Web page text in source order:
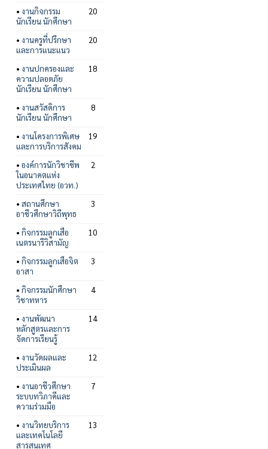
• งานกิจกรรม
นักเรียน นักศึกษา
20
• งานครูที่ปรึกษา
และการแนะแนว
20
• งานปกครองและ
ความปลอดภัย
นักเรียน นักศึกษา
18
• งานสวัสดิการ
นักเรียน นักศึกษา
8
• งานโครงการพิเศษ
และการบริการสังคม
19
• องค์การนักวิชาชีพ
ในอนาคตแห่ง
ประเทศไทย (อวท.)
2
• สถานศึกษา
อาชีวศึกษาวิถีพุทธ
3
• กิจกรรมลูกเสือ
เนตรนารีวิสามัญ
10
• กิจกรรมลูกเสือจิต
อาสา
3
• กิจกรรมนักศึกษา
วิชาทหาร
4
• งานพัฒนา
หลักสูตรและการ
จัดการเรียนรู้
14
• งานวัดผลและ
ประเมินผล
12
• งานอาชีวศึกษา
ระบบทวิภาคีและ
ความร่วมมือ
7
• งานวิทยบริการ
และเทคโนโลยี
สารสนเทศ
13